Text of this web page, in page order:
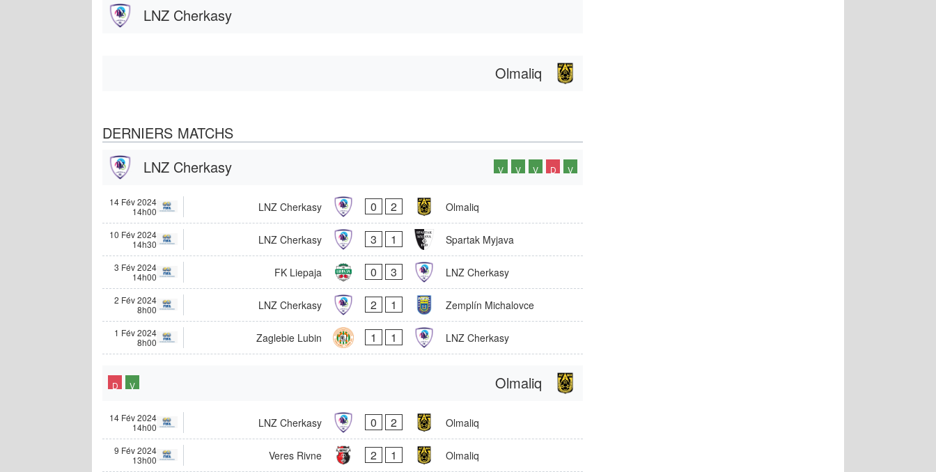
LNZ Cherkasy
Olmaliq
DERNIERS MATCHS
LNZ Cherkasy
V V V D V
14 Fév 2024
14h00
LNZ Cherkasy 0 2 Olmaliq
10 Fév 2024
14h30
LNZ Cherkasy 3 1 Spartak Myjava
3 Fév 2024
14h00
FK Liepaja 0 3 LNZ Cherkasy
2 Fév 2024
8h00
LNZ Cherkasy 2 1 Zemplín Michalovce
1 Fév 2024
8h00
Zaglebie Lubin 1 1 LNZ Cherkasy
Olmaliq
D V
14 Fév 2024
14h00
LNZ Cherkasy 0 2 Olmaliq
9 Fév 2024
13h00
Veres Rivne 2 1 Olmaliq